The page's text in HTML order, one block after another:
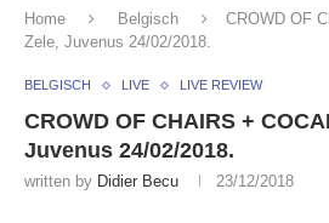
Home Belgisch
CROWD OF
Zele, Juvenus 24/02/2018.
BELGISCH LIVE LIVE REVIEW
CROWD OF CHAIRS +
Juvenus 24/02/2018.
written by Didier Becu 23/12/2018